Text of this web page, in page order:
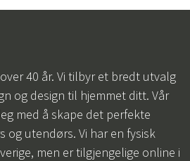
40 år. Vi tilbyr et bredt utvalg
og design til hjemmet ditt. Vår
med å skape det perfekte
og utendørs. Vi har en fysisk
men er tilgjengelige online i